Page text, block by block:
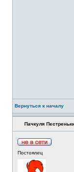
Вернуться к началу
Пачкуля
Постоялец